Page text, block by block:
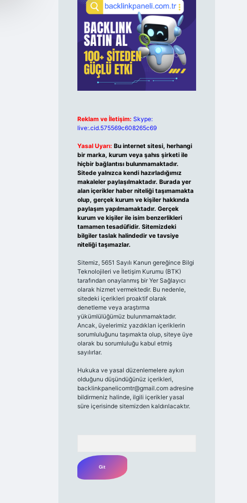
Reklam ve İletişim: Skype:
live:.cid.575569c608265c69
Yasal Uyarı: Bu internet sitesi, herhangi
bir marka, kurum veya şahıs şirketi ile
hiçbir bağlantısı bulunmamaktadır.
Sitede yalnızca kendi hazırladığımız
makaleler paylaşılmaktadır. Burada yer
alan içerikler haber niteliği taşımamakta
olup, gerçek kurum ve kişiler hakkında
paylaşım yapılmamaktadır. Gerçek
kurum ve kişiler ile isim benzerlikleri
tamamen tesadüfidir. Sitemizdeki
bilgiler taslak halindedir ve tavsiye
niteliği taşımazlar.
Sitemiz, 5651 Sayılı Kanun gereğince Bilgi
Teknolojileri ve İletişim Kurumu (BTK)
tarafından onaylanmış bir Yer Sağlayıcı
olarak hizmet vermektedir. Bu nedenle,
sitedeki içerikleri proaktif olarak
denetleme veya araştırma
yükümlülüğümüz bulunmamaktadır.
Ancak, üyelerimiz yazdıkları içeriklerin
sorumluluğunu taşımakta olup, siteye üye
olarak bu sorumluluğu kabul etmiş
sayılırlar.
Hukuka ve yasal düzenlemelere aykırı
olduğunu düşündüğünüz içerikleri,
backlinkpanelicomtr@gmail.comadresine
bildirmeniz halinde, ilgili içerikler yasal
süre içerisinde sitemizden kaldırılacaktır.